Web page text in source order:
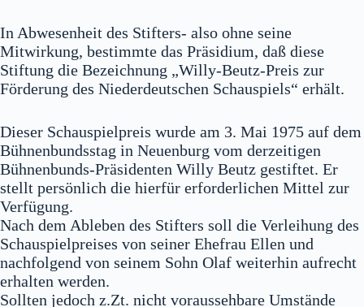
In Abwesenheit des Stifters- also ohne seine
Mitwirkung, bestimmte das Präsidium, daß diese
Stiftung die Bezeichnung „Willy-Beutz-Preis zur
Förderung des Niederdeutschen Schauspiels“ erhält.
Dieser Schauspielpreis wurde am 3. Mai 1975 auf dem
Bühnenbundsstag in Neuenburg vom derzeitigen
Bühnenbunds-Präsidenten Willy Beutz gestiftet. Er
stellt persönlich die hierfür erforderlichen Mittel zur
Verfügung.
Nach dem Ableben des Stifters soll die Verleihung des
Schauspielpreises von seiner Ehefrau Ellen und
nachfolgend von seinem Sohn Olaf weiterhin aufrecht
erhalten werden.
Sollten jedoch z.Zt. nicht voraussehbare Umstände